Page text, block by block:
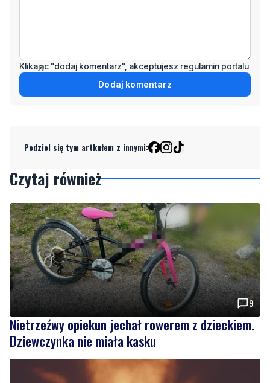
9
Nietrzeźwy opiekun jechał rowerem z dzieckiem.
Dziewczynka nie miała kasku